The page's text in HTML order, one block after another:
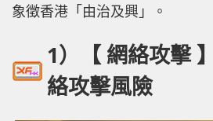
象徵香港「由治及興」。
1）【 網絡攻擊
絡攻擊風險